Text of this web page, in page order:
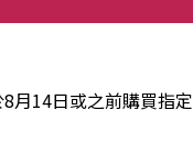
月14日或之前購買指定